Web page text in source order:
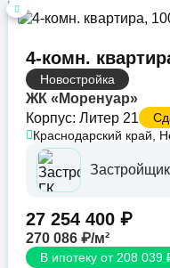
4-комн.
Новостройка
ЖК «Моренуар»
Корпус: Литер 21
Краснодарский край,
27 254 400 ₽
270 086 ₽/м²
В ипотеку от 208 039